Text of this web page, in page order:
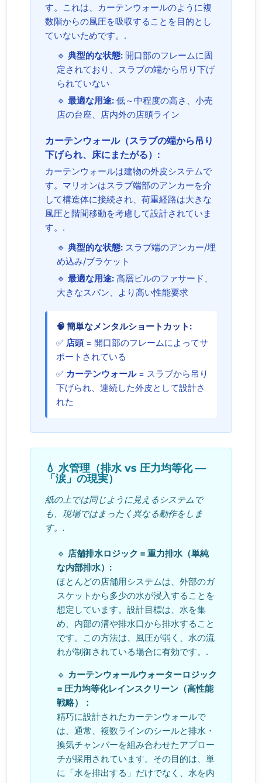
す。これは、カーテンウォールのように複
数階からの風圧を吸収することを目的とし
ていないためです。.
🔹 典型的な状態: 開口部のフレームに固
定されており、スラブの端から吊り下げ
られていない
🔹 最適な用途: 低～中程度の高さ、小売
店の台座、店内外の店頭ライン
カーテンウォール（スラブの端から吊り
下げられ、床にまたがる）:
カーテンウォールは建物の外皮システムで
す。マリオンはスラブ端部のアンカーを介
して構造体に接続され、荷重経路は大きな
風圧と階間移動を考慮して設計されていま
す。.
🔹 典型的な状態: スラブ端のアンカー/埋
め込み/ブラケット
🔹 最適な用途: 高層ビルのファサード、
大きなスパン、より高い性能要求
🧠 簡単なメンタルショートカット:
✅ 店頭 = 開口部のフレームによってサ
ポートされている
✅ カーテンウォール= スラブから吊り
下げられ、連続した外皮として設計さ
れた
💧 水管理（排水 vs 圧力均等化 ―
「涙」の現実）
紙の上では同じように見えるシステムで
も、現場ではまったく異なる動作をしま
す。.
🔹 店舗排水ロジック = 重力排水（単純
な内部排水）:
ほとんどの店舗用システムは、外部のガ
スケットから多少の水が浸入することを
想定しています。設計目標は、水を集
め、内部の溝や排水口から排水すること
です。この方法は、風圧が弱く、水の流
れが制御されている場合に有効です。.
🔹 カーテンウォールウォーターロジック
= 圧力均等化レインスクリーン（高性能
戦略）：
精巧に設計されたカーテンウォールで
は、通常、複数ラインのシールと排水・
換気チャンバーを組み合わせたアプロー
チが採用されています。その目的は、単
に「水を排出する」だけでなく、水を内